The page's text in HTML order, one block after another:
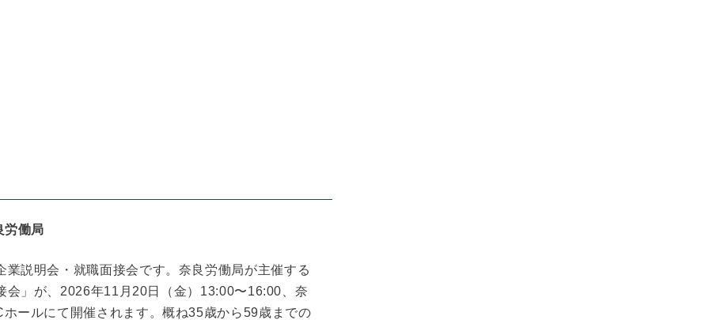
労働局
説明会・就職面接会です。奈良労働局が主催する
会」が、2026年11月20日（金）13:00〜16:00、奈
ールにて開催されます。概ね35歳から59歳までの